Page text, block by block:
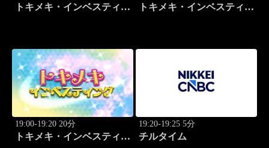
トキメキ・インベスティン
トキメキ・インベスティン
19:00-19:20 20分
トキメキ・インベスティン
19:20-19:25 5分
チルタイム